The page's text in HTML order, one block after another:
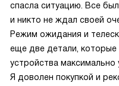
спасла ситуацию. Все
и никто не ждал своей
Режим ожидания и
еще две детали,
устройства максимально
Я доволен покупкой и